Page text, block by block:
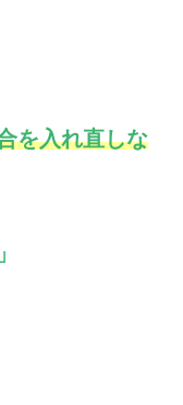
を入れ直しな
」